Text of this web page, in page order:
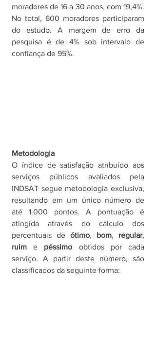
moradores de 16 a 30 anos, com 19,4%.
No total, 600 moradores participaram
do estudo. A margem de erro da
pesquisa é de 4% sob intervalo de
confiança de 95%.
Metodologia
O índice de satisfação atribuído aos
serviços públicos avaliados pela
INDSAT segue metodologia exclusiva,
resultando em um único número de
até 1.000 pontos. A pontuação é
atingida através do cálculo dos
percentuais de ótimo, bom, regular
ruim e péssimo obtidos por cada
serviço. A partir deste número, são
classificados da seguinte forma: